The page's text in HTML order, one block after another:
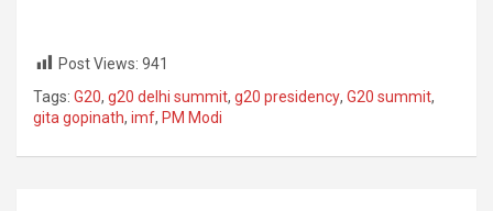
Post Views: 941
Tags: G20, g20 delhi summit, g20 presidency, G20 summit,
gita gopinath, imf, PM Modi